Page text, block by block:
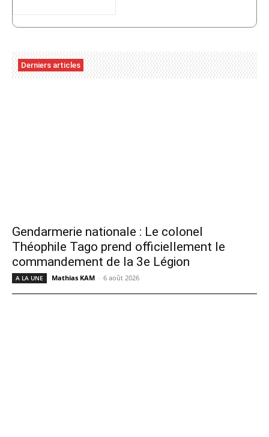
Derniers articles
Gendarmerie nationale : Le colonel
Théophile Tago prend officiellement le
commandement de la 3e Légion
A LA UNE Mathias KAM - 6 août 2026